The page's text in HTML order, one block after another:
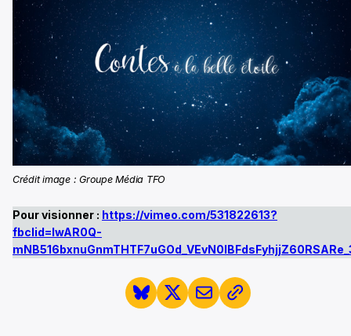
Crédit image : Groupe Média TFO
Pour visionner : https://vimeo.com/531822613?
fbclid=IwAR0Q-